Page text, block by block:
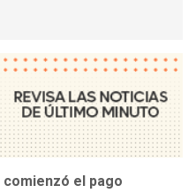
comienzó el pago